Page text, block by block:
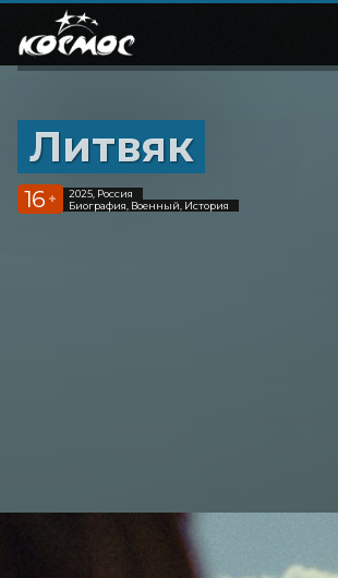
Литвяк
16 +
2025, Россия
Биография, Военный, История